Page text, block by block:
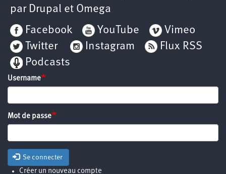
par Drupal et Omega
Facebook
YouTube
Vimeo
Twitter
Instagram
Flux RSS
Podcasts
Username
Mot de passe
Se connecter
Créer un nouveau compte